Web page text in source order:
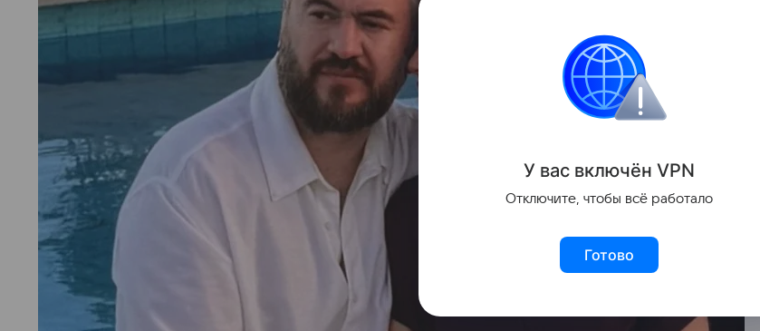
У вас включён VPN
Отключите, чтобы всё работало
Готово